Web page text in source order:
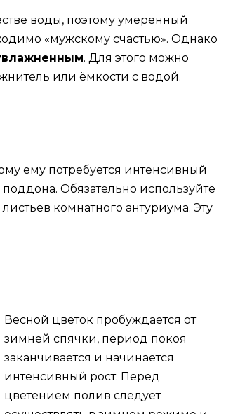
воды, поэтому умеренный
«мужскому счастью». Однако
. Для этого можно
или ёмкости с водой.
ему потребуется интенсивный
Обязательно используйте
комнатного антуриума. Эту
Весной цветок пробуждается от
зимней спячки, период покоя
заканчивается и начинается
интенсивный рост. Перед
цветением полив следует